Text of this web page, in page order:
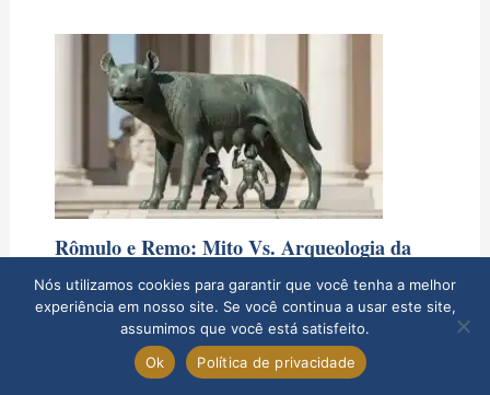
Rômulo e Remo: Mito Vs. Arqueologia da
Fundação de Roma
17 de setembro de 2025
Nós utilizamos cookies para garantir que você tenha a melhor
experiência em nosso site. Se você continua a usar este site,
assumimos que você está satisfeito.
Ok
Política de privacidade